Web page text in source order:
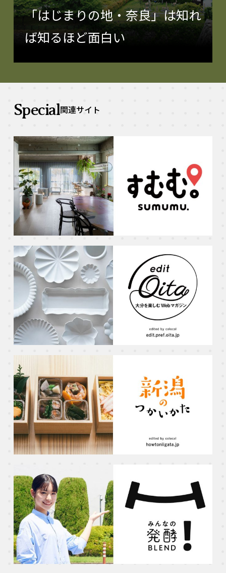
「はじまりの地・奈良」は知れ
ば知るほど面白い
Special関連サイト